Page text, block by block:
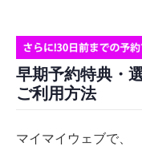
早期予約特典・
ご利用方法
マイマイウェブで、